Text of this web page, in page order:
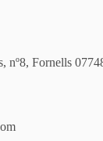
nº8, Fornells